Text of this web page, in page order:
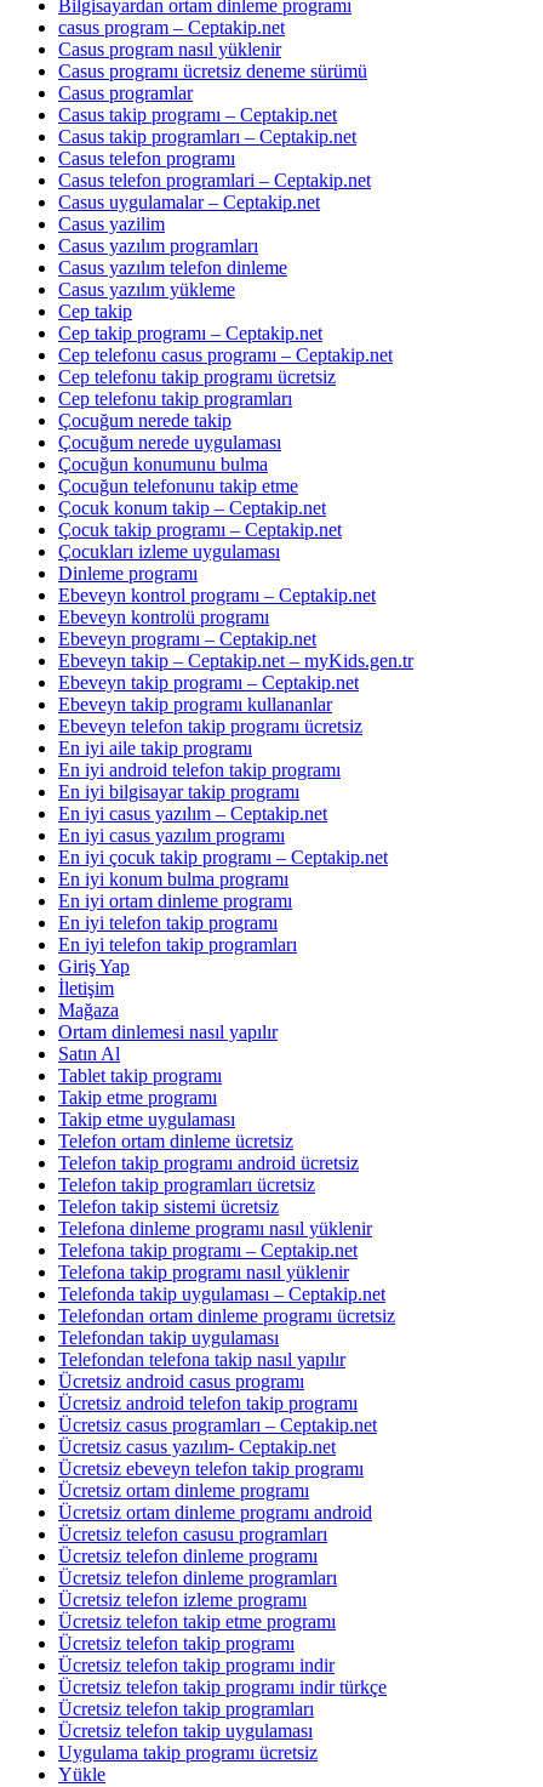
Bilgisayardan ortam dinleme programı
casus program – Ceptakip.net
Casus program nasıl yüklenir
Casus programı ücretsiz deneme sürümü
Casus programlar
Casus takip programı – Ceptakip.net
Casus takip programları – Ceptakip.net
Casus telefon programı
Casus telefon programlari – Ceptakip.net
Casus uygulamalar – Ceptakip.net
Casus yazilim
Casus yazılım programları
Casus yazılım telefon dinleme
Casus yazılım yükleme
Cep takip
Cep takip programı – Ceptakip.net
Cep telefonu casus programı – Ceptakip.net
Cep telefonu takip programı ücretsiz
Cep telefonu takip programları
Çocuğum nerede takip
Çocuğum nerede uygulaması
Çocuğun konumunu bulma
Çocuğun telefonunu takip etme
Çocuk konum takip – Ceptakip.net
Çocuk takip programı – Ceptakip.net
Çocukları izleme uygulaması
Dinleme programı
Ebeveyn kontrol programı – Ceptakip.net
Ebeveyn kontrolü programı
Ebeveyn programı – Ceptakip.net
Ebeveyn takip – Ceptakip.net – myKids.gen.tr
Ebeveyn takip programı – Ceptakip.net
Ebeveyn takip programı kullananlar
Ebeveyn telefon takip programı ücretsiz
En iyi aile takip programı
En iyi android telefon takip programı
En iyi bilgisayar takip programı
En iyi casus yazılım – Ceptakip.net
En iyi casus yazılım programı
En iyi çocuk takip programı – Ceptakip.net
En iyi konum bulma programı
En iyi ortam dinleme programı
En iyi telefon takip programı
En iyi telefon takip programları
Giriş Yap
İletişim
Mağaza
Ortam dinlemesi nasıl yapılır
Satın Al
Tablet takip programı
Takip etme programı
Takip etme uygulaması
Telefon ortam dinleme ücretsiz
Telefon takip programı android ücretsiz
Telefon takip programları ücretsiz
Telefon takip sistemi ücretsiz
Telefona dinleme programı nasıl yüklenir
Telefona takip programı – Ceptakip.net
Telefona takip programı nasıl yüklenir
Telefonda takip uygulaması – Ceptakip.net
Telefondan ortam dinleme programı ücretsiz
Telefondan takip uygulaması
Telefondan telefona takip nasıl yapılır
Ücretsiz android casus programı
Ücretsiz android telefon takip programı
Ücretsiz casus programları – Ceptakip.net
Ücretsiz casus yazılım- Ceptakip.net
Ücretsiz ebeveyn telefon takip programı
Ücretsiz ortam dinleme programı
Ücretsiz ortam dinleme programı android
Ücretsiz telefon casusu programları
Ücretsiz telefon dinleme programı
Ücretsiz telefon dinleme programları
Ücretsiz telefon izleme programı
Ücretsiz telefon takip etme programı
Ücretsiz telefon takip programı
Ücretsiz telefon takip programı indir
Ücretsiz telefon takip programı indir türkçe
Ücretsiz telefon takip programları
Ücretsiz telefon takip uygulaması
Uygulama takip programı ücretsiz
Yükle